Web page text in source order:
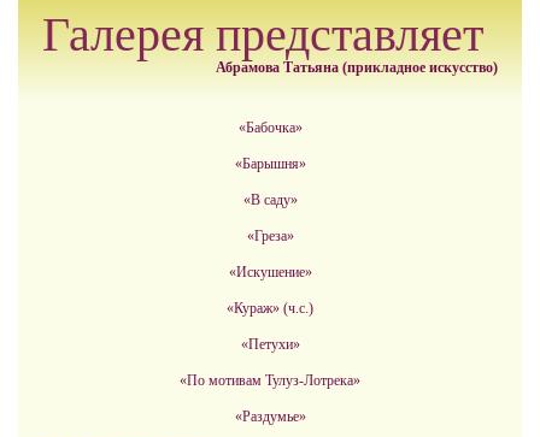
Галерея представляет
Абрамова Татьяна (прикладное искусство)
«Бабочка»
«Барышня»
«В саду»
«Греза»
«Искушение»
«Кураж» (ч.с.)
«Петухи»
«По мотивам Тулуз-Лотрека»
«Раздумье»